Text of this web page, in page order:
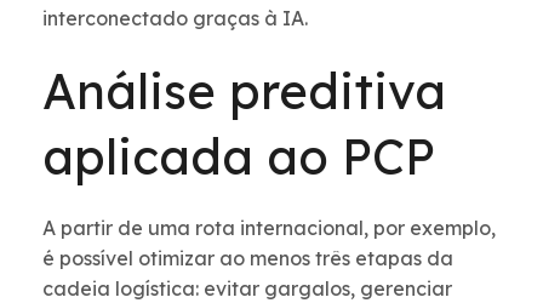
interconectado graças à IA.
Análise preditiva
aplicada ao PCP
A partir de uma rota internacional, por exemplo,
é possível otimizar ao menos três etapas da
cadeia logística: evitar gargalos, gerenciar